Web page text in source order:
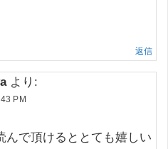
返信
より:
PM
んで頂けるととても嬉しい